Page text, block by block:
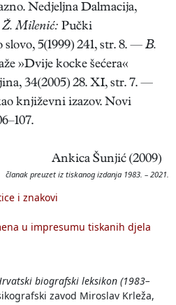
Nedjeljna Dalmacija,
Ž. Milenić: Pučki
5(1999) 241, str. 8. — B.
»Dvije kocke šećera«
34(2005) 28. XI, str. 7. —
književni izazov. Novi
Ankica Šunjić (2009)
članak preuzet iz tiskanog izdanja 1983. – 2021.
i znakovi
u impresumu tiskanih djela
biografski leksikon (1983–
zavod Miroslav Krleža,